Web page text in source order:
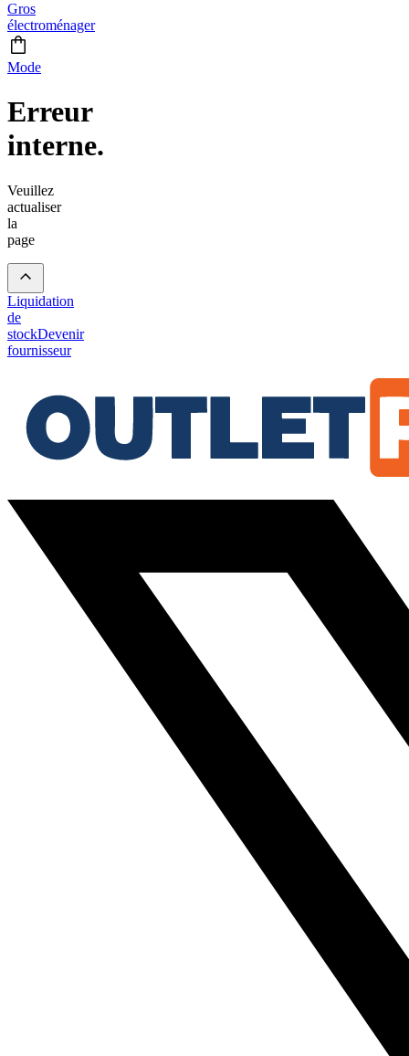
Gros
électroménager
Mode
Erreur
interne.
Veuillez
actualiser
la
page
Liquidation
de
stockDevenir
fournisseur